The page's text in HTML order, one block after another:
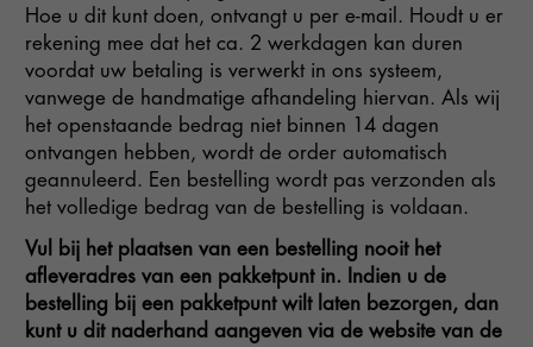
Hoe u dit kunt doen, ontvangt u per e-mail. Houdt u er
rekening mee dat het ca. 2 werkdagen kan duren
voordat uw betaling is verwerkt in ons systeem,
vanwege de handmatige afhandeling hiervan. Als wij
het openstaande bedrag niet binnen 14 dagen
ontvangen hebben, wordt de order automatisch
geannuleerd. Een bestelling wordt pas verzonden als
het volledige bedrag van de bestelling is voldaan.
Vul bij het plaatsen van een bestelling nooit het
afleveradres van een pakketpunt in. Indien u de
bestelling bij een pakketpunt wilt laten bezorgen, dan
kunt u dit naderhand aangeven via de website van de